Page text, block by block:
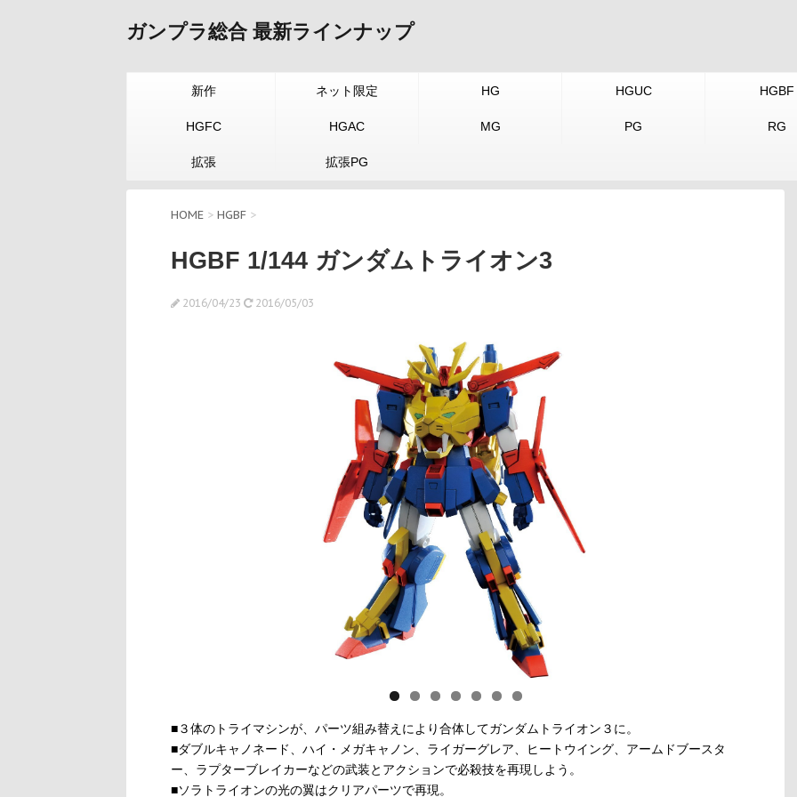
ガンプラ総合 最新ラインナップ
新作 ネット限定 HG HGUC HGBF
HGFC HGAC MG PG RG
拡張 拡張PG
HOME > HGBF >
HGBF 1/144 ガンダムトライオン3
2016/04/23 2016/05/03
■３体のトライマシンが、パーツ組み替えにより合体してガンダムトライオン３に。
■ダブルキャノネード、ハイ・メガキャノン、ライガーグレア、ヒートウイング、アームドブースタ
ー、ラプターブレイカーなどの武装とアクションで必殺技を再現しよう。
■ソラトライオンの光の翼はクリアパーツで再現。